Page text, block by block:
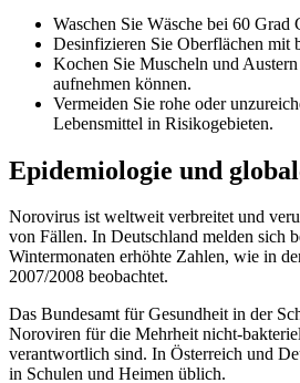
Waschen Sie Wäsche bei 60 Grad
Desinfizieren Sie Oberflächen mit
Kochen Sie Muscheln und
aufnehmen können.
Vermeiden Sie rohe oder
Lebensmittel in Risikogebieten.
Epidemiologie und
Norovirus ist weltweit verbreitet und
von Fällen. In Deutschland melden sich
Wintermonaten erhöhte Zahlen, wie in
2007/2008 beobachtet.
Das Bundesamt für Gesundheit in der
Noroviren für die Mehrheit nicht-
verantwortlich sind. In Österreich und
in Schulen und Heimen üblich.